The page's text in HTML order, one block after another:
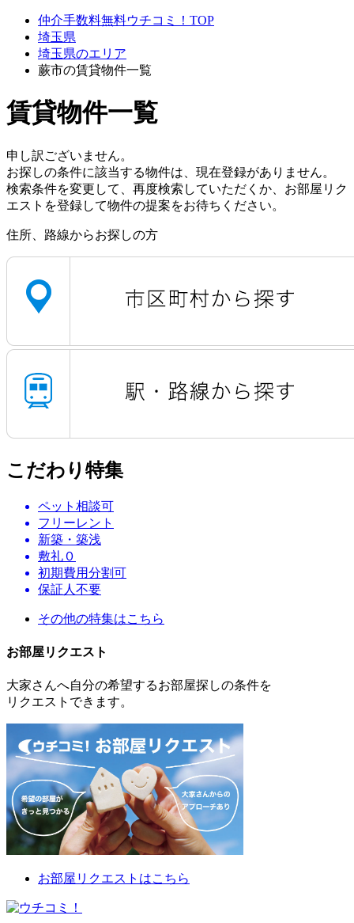
仲介手数料無料ウチコミ！TOP
埼玉県
埼玉県のエリア
蕨市の賃貸物件一覧
賃貸物件一覧
申し訳ございません。
お探しの条件に該当する物件は、現在登録がありません。
検索条件を変更して、再度検索していただくか、お部屋リク
エストを登録して物件の提案をお待ちください。
住所、路線からお探しの方
こだわり特集
ペット相談可
フリーレント
新築・築浅
敷礼０
初期費用分割可
保証人不要
その他の特集はこちら
お部屋リクエスト
大家さんへ自分の希望するお部屋探しの条件を
リクエストできます。
お部屋リクエストはこちら